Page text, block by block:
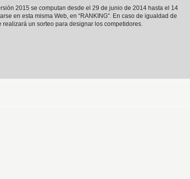
2015 se computan desde el 29 de junio de 2014 hasta el 14
en esta misma Web, en “RANKING”. En caso de igualdad de
realizará un sorteo para designar los competidores.